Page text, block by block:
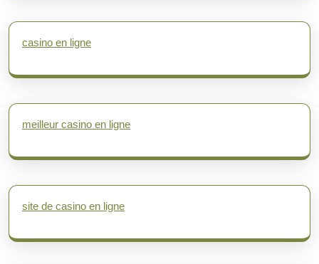
casino en ligne
meilleur casino en ligne
site de casino en ligne